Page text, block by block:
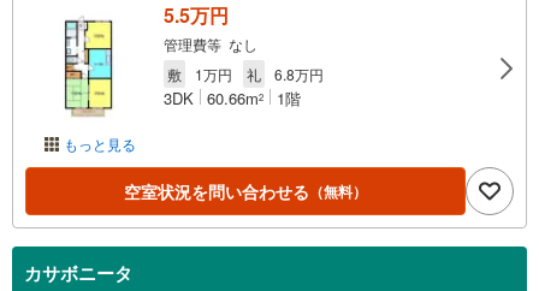
もっと見る
5.5万円
管理費等 なし
敷
1万円 礼 6.8万円
3DK 60.66m2 1階
空室状況を問い合わせる （無料）
カサボニータ